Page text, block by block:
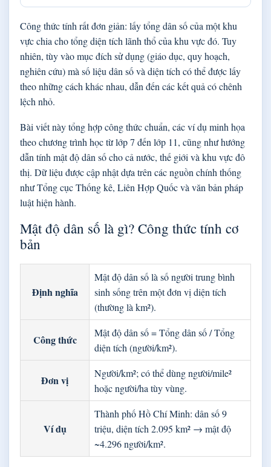
Công thức tính rất đơn giản: lấy tổng dân số của một khu
vực chia cho tổng diện tích lãnh thổ của khu vực đó. Tuy
nhiên, tùy vào mục đích sử dụng (giáo dục, quy hoạch,
nghiên cứu) mà số liệu dân số và diện tích có thể được lấy
theo những cách khác nhau, dẫn đến các kết quả có chênh
lệch nhỏ.
Bài viết này tổng hợp công thức chuẩn, các ví dụ minh họa
theo chương trình học từ lớp 7 đến lớp 11, cũng như hướng
dẫn tính mật độ dân số cho cả nước, thế giới và khu vực đô
thị. Dữ liệu được cập nhật dựa trên các nguồn chính thống
như Tổng cục Thống kê, Liên Hợp Quốc và văn bản pháp
luật hiện hành.
Mật độ dân số là gì? Công thức tính cơ
bản
Định nghĩa
Mật độ dân số là số người trung bình
sinh sống trên một đơn vị diện tích
(thường là km²).
Công thức
Mật độ dân số = Tổng dân số / Tổng
diện tích (người/km²).
Đơn vị
Người/km²; có thể dùng người/mile²
hoặc người/ha tùy vùng.
Ví dụ
Thành phố Hồ Chí Minh: dân số 9
triệu, diện tích 2.095 km² → mật độ
~4.296 người/km².